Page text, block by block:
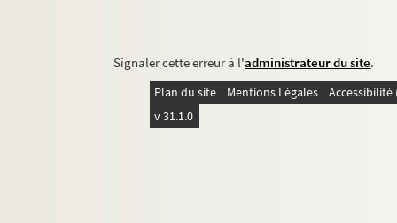
Signaler cette erreur à l'administrateur du site.
Plan du site Mentions Légales
v 31.1.0